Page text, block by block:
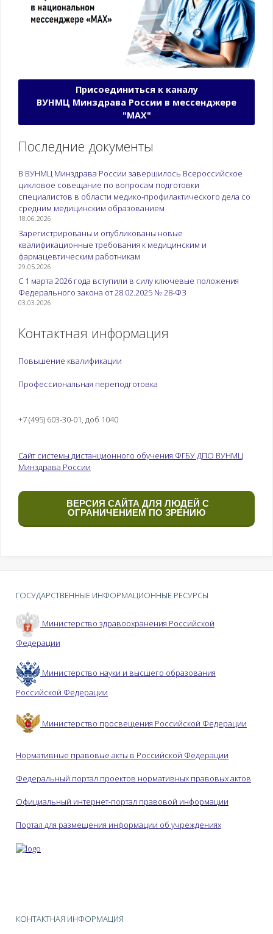
Присоединиться к каналу
ВУНМЦ Минздрава России в мессенджере
"МАХ"
Последние документы
В ВУНМЦ Минздрава России завершилось Всероссийское
цикловое совещание по вопросам подготовки
специалистов в области медико-профилактического дела со
средним медицинским образованием
18.06.2026
Зарегистрированы и опубликованы новые
квалификационные требования к медицинским и
фармацевтическим работникам
29.05.2026
С 1 марта 2026 года вступили в силу ключевые положения
Федерального закона от 28.02.2025 № 28-ФЗ
03.03.2026
Контактная информация
Повышение квалификации
Профессиональная переподготовка
+7 (495) 603-30-01, доб 1040
Сайт системы дистанционного обучения ФГБУ ДПО ВУНМЦ
Минздрава России
ВЕРСИЯ САЙТА ДЛЯ ЛЮДЕЙ С
ОГРАНИЧЕНИЕМ ПО ЗРЕНИЮ
ГОСУДАРСТВЕННЫЕ ИНФОРМАЦИОННЫЕ РЕСУРСЫ
Министерство здравоохранения Российской
Федерации
Министерство науки и высшего образования
Российской Федерации
Министерство просвещения Российской Федерации
Нормативные правовые акты в Российской Федерации
Федеральный портал проектов нормативных правовых актов
Официальный интернет-портал правовой информации
Портал для размещения информации об учреждениях
КОНТАКТНАЯ ИНФОРМАЦИЯ